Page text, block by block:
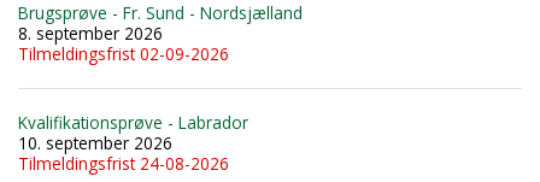
Brugsprøve - Fr. Sund - Nordsjælland
8. september 2026
Tilmeldingsfrist 02-09-2026
Kvalifikationsprøve - Labrador
10. september 2026
Tilmeldingsfrist 24-08-2026